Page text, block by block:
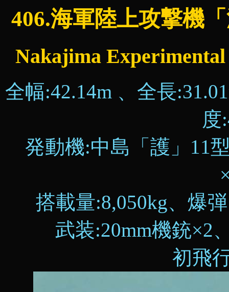
406.海軍陸上攻撃機
Nakajima
全幅:42.14m 、全長
度
発動機:中島「護」11
搭載量:8,050kg、爆
武装:20mm機銃×2
初飛